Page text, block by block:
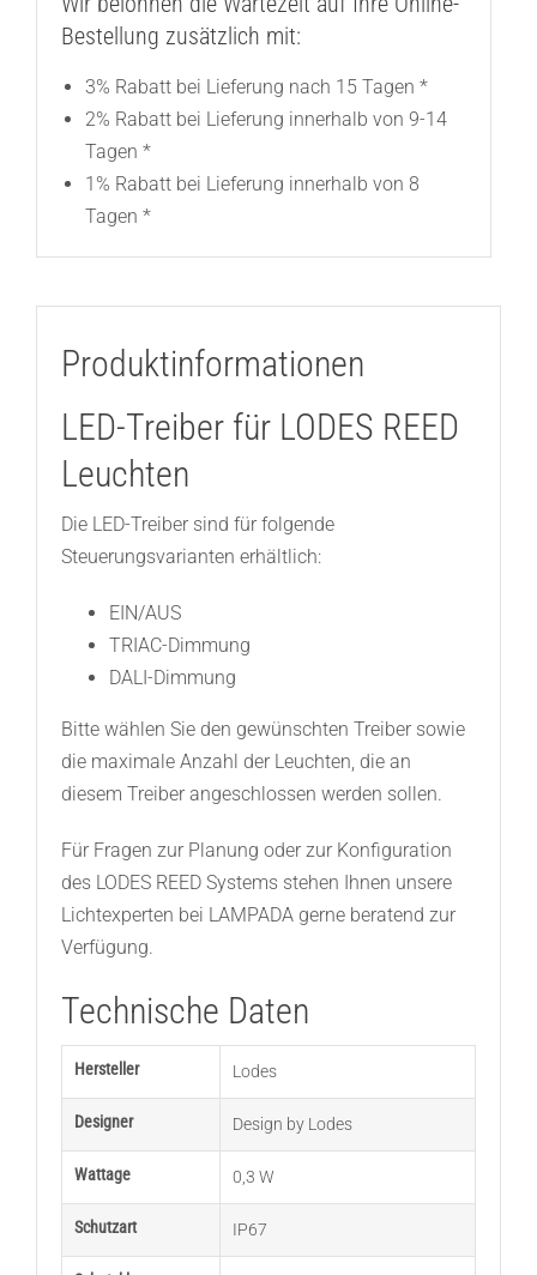
Bestellung zusätzlich mit:
3% Rabatt bei Lieferung nach 15 Tagen *
2% Rabatt bei Lieferung innerhalb von 9-14
Tagen *
1% Rabatt bei Lieferung innerhalb von 8
Tagen *
Produktinformationen
LED-Treiber für LODES REED
Leuchten
Die LED-Treiber sind für folgende
Steuerungsvarianten erhältlich:
EIN/AUS
TRIAC-Dimmung
DALI-Dimmung
Bitte wählen Sie den gewünschten Treiber sowie
die maximale Anzahl der Leuchten, die an
diesem Treiber angeschlossen werden sollen.
Für Fragen zur Planung oder zur Konfiguration
des LODES REED Systems stehen Ihnen unsere
Lichtexperten bei LAMPADA gerne beratend zur
Verfügung.
Technische Daten
Hersteller Lodes
Designer Design by Lodes
Wattage 0,3 W
Schutzart IP67